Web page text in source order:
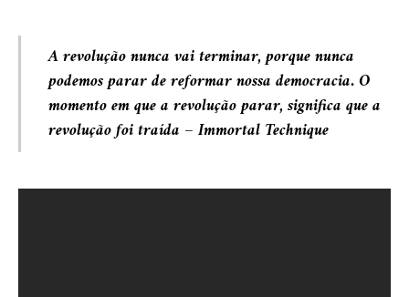
A revolução nunca vai terminar, porque nunca
podemos parar de reformar nossa democracia. O
momento em que a revolução parar, significa que a
revolução foi traída –Immortal Technique